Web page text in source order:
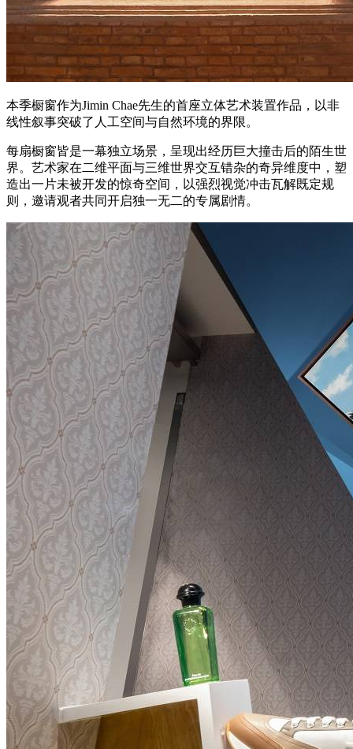
本季橱窗作为Jimin Chae先生的首座立体艺术装置作品，以非
线性叙事突破了人工空间与自然环境的界限。
每扇橱窗皆是一幕独立场景，呈现出经历巨大撞击后的陌生世
界。艺术家在二维平面与三维世界交互错杂的奇异维度中，塑
造出一片未被开发的惊奇空间，以强烈视觉冲击瓦解既定规
则，邀请观者共同开启独一无二的专属剧情。